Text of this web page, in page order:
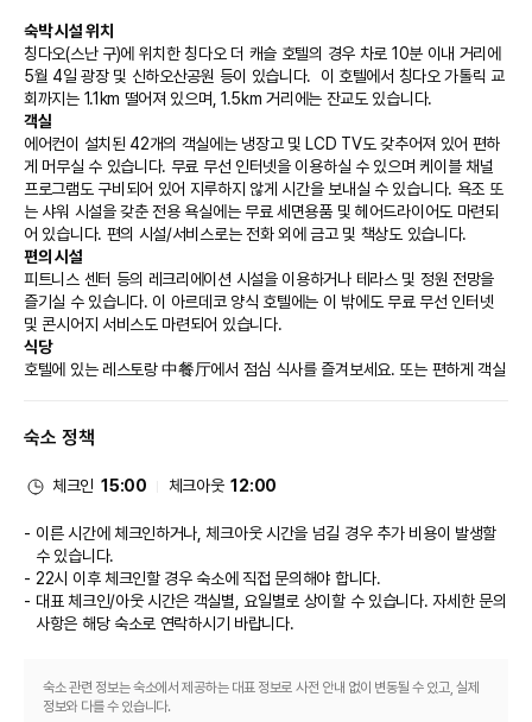
숙박 시설 위치
칭다오(스난 구)에 위치한 칭다오 더 캐슬 호텔의 경우 차로 10분 이내 거리에
5월 4일 광장 및 신하오산공원 등이 있습니다.  이 호텔에서 칭다오 가톨릭 교
회까지는 1.1km 떨어져 있으며, 1.5km 거리에는 잔교도 있습니다.
객실
에어컨이 설치된 42개의 객실에는 냉장고 및 LCD TV도 갖추어져 있어 편하
게 머무실 수 있습니다. 무료 무선 인터넷을 이용하실 수 있으며 케이블 채널
프로그램도 구비되어 있어 지루하지 않게 시간을 보내실 수 있습니다. 욕조 또
는 샤워 시설을 갖춘 전용 욕실에는 무료 세면용품 및 헤어드라이어도 마련되
어 있습니다. 편의 시설/서비스로는 전화 외에 금고 및 책상도 있습니다.
편의 시설
피트니스 센터 등의 레크리에이션 시설을 이용하거나 테라스 및 정원 전망을
즐기실 수 있습니다. 이 아르데코 양식 호텔에는 이 밖에도 무료 무선 인터넷
및 콘시어지 서비스도 마련되어 있습니다.
식당
호텔에 있는 레스토랑 中餐厅에서 점심 식사를 즐겨보세요. 또는 편하게 객실
비즈니스, 기타 편의시설
세탁 서비스 등이 있습니다. 시설 내에서 무료 셀프 주차 이용이 가능합니다.
숙소 정책
체크인 15:00 체크아웃 12:00
이른 시간에 체크인하거나, 체크아웃 시간을 넘길 경우 추가 비용이 발생할
수 있습니다.
22시 이후 체크인할 경우 숙소에 직접 문의해야 합니다.
대표 체크인/아웃 시간은 객실별, 요일별로 상이할 수 있습니다. 자세한 문의
사항은 해당 숙소로 연락하시기 바랍니다.
숙소 관련 정보는 숙소에서 제공하는 대표 정보로 사전 안내 없이 변동될 수 있고, 실제
정보와 다를 수 있습니다.